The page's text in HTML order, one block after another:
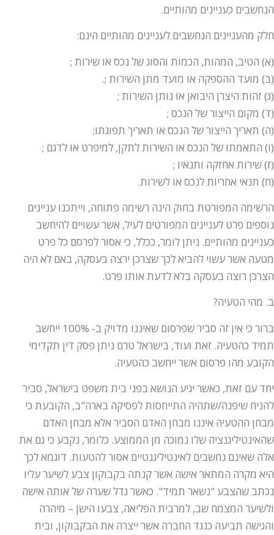
הנחשבים כעניינים מהותיים.
חלק מהעניינים הנחשבים לעניינים מהותיים הינם:
(א) הטיב, המהות, הכמות והסוג של נכס או שירות ;
(ב) מועד ההספקה או מועד מתן השירות ;.
(ג) זהות היצרן היבואן או נותן השירות ;
(ד) מקום הייצור של הנכס ;
(ה) תאריך הייצור של הנכס או תאריך תפוגתו;
(ו) התאמתו של הנכס או השירות לתקן, למיפרט או לדגם ;
(ז) שירות אחזקה ותנאיו ;
(ח) תנאי אחריות לנכס או לשירות.
הרשימה המפורטת בחוק הינה רשימה פתוחה, וייתכנו עניינים
נוספים פרט לעניינים המפורטים לעיל, אשר עשויים להיחשב
כעניינים מהותיים. ניתן לומר, ככלל, כי אסור לפרסם כל פרט
מטעה אשר עשוי להביא לכך שצרכן ירצה בעסקה, באם לא היה
הצרכן רוצה בעסקה בלא לדעת אותו פרט.
ב. מהי הטעיה?
ברור כי אין זה סביר שפרסום שאיננו מדויק ב- 100% ייחשב
תמיד כהטעיה. זאת ועוד, בישראל טרם ניתן פסק דין תקדימי
הקובע מהו פרסום אשר ייחשב כהטעיה.
יחד עם זאת, כאשר יגיע הנושא בפני בית משפט בישראל, סביר
להניח שיפנה/שתהיה התייחסות לפסיקה בארה"ב, הקובעת כי
מבחן ההטעיה איננו מבחן האדם הסביר אלא מבחן האדם
שהאינטיליגנציה שלו נמוכה מן הממוצע. כלומר, נקבע כי גם את
אלה שאינם נחשבים לאינטיליגנטיים אסור להטעות. דוגמא לכך
היא מקרה המתאר אישה אשר קנתה בקבוקון צבע לשיער עליו
נכתב שהצבע "נשאר תמיד". כאשר גדל שערה של אותה אישה
ולשיער המצמח שב, למרבית הפליאה, צבעו הישן – מיהרה
והגישה תביעה כנגד החברה אשר ייצרה את הבקבוקון, ובית